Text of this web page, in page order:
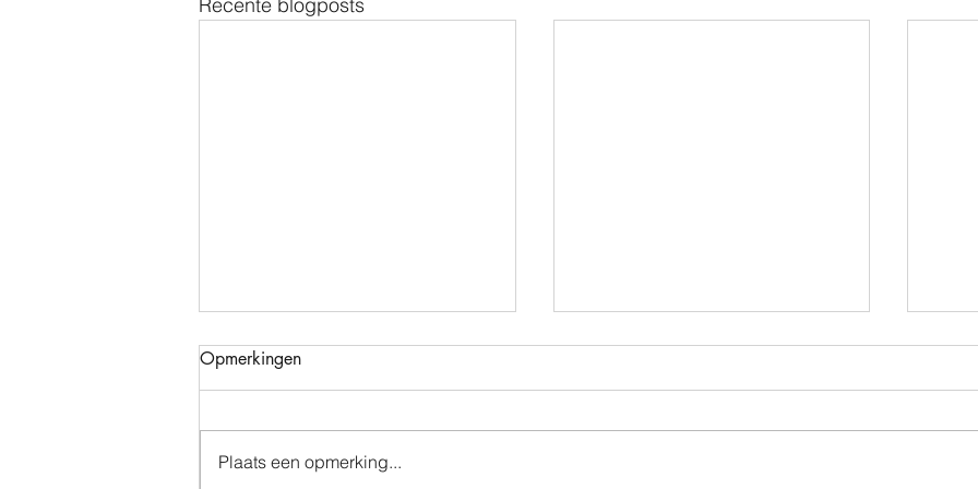
Opmerkingen
Plaats een opmerking...